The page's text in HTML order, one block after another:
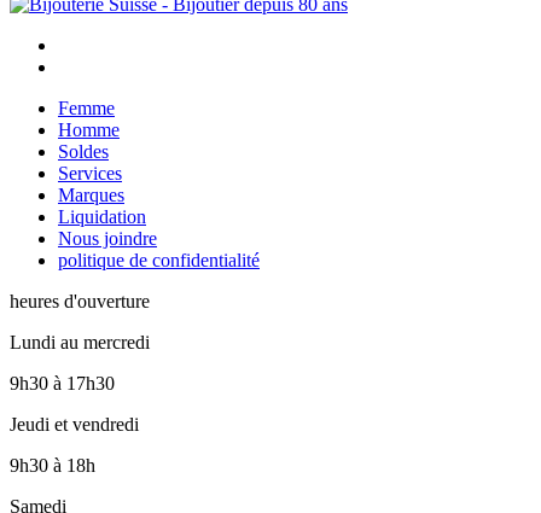
Femme
Homme
Soldes
Services
Marques
Liquidation
Nous joindre
politique de confidentialité
heures d'ouverture
Lundi au mercredi
9h30 à 17h30
Jeudi et vendredi
9h30 à 18h
Samedi